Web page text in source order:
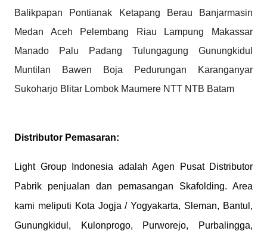
Balikpapan Pontianak Ketapang Berau Banjarmasin
Medan Aceh Pelembang Riau Lampung Makassar
Manado Palu Padang Tulungagung Gunungkidul
Muntilan Bawen Boja Pedurungan Karanganyar
Sukoharjo Blitar Lombok Maumere NTT NTB Batam
Distributor Pemasaran:
Light Group Indonesia adalah Agen Pusat Distributor
Pabrik penjualan dan pemasangan Skafolding. Area
kami meliputi Kota Jogja / Yogyakarta, Sleman, Bantul,
Gunungkidul, Kulonprogo, Purworejo, Purbalingga,